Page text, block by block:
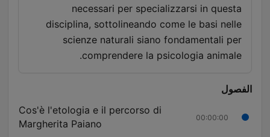
necessari per specializzarsi in questa
disciplina, sottolineando come le basi nelle
scienze naturali siano fondamentali per
comprendere la psicologia animale.
الفصول
00:00:00
Cos'è l'etologia e il percorso di
Margherita Paiano